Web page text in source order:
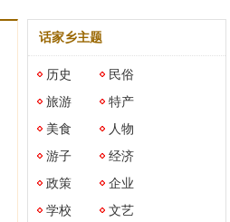
话家乡主题
历史
民俗
旅游
特产
美食
人物
游子
经济
政策
企业
学校
文艺